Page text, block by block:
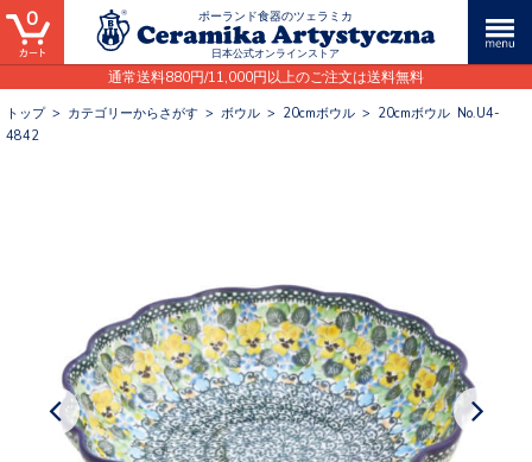
ポーランド食器のツェラミカ
日本公式オンラインストア
通常送料880円/11,000円以上のご注文は送料無料
0
トップ> カテゴリーからさがす > ボウル > 20cmボウル > 20cmボウル No.U4-
4842